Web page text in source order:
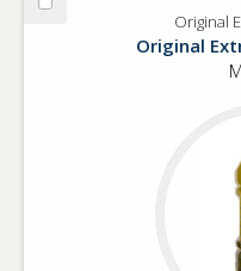
Välj
Original
Original